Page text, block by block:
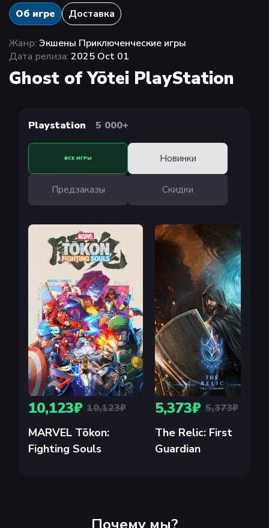
Об игре Доставка
Жанр: Экшены Приключенческие игры
Дата релиза: 2025 Oct 01
Ghost of Yōtei PlayStation
Playstation 5 000+
ВСЕ ИГРЫ Новинки
Предзаказы Скидки
10,123₽ 10,123₽
MARVEL Tōkon:
Fighting Souls
5,373₽ 5,373₽
The Relic: First
Guardian